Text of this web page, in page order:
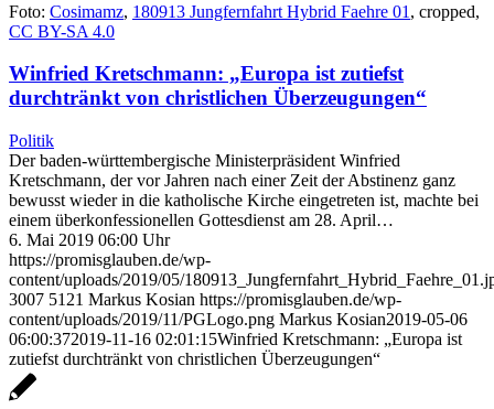
Foto: Cosimamz, 180913 Jungfernfahrt Hybrid Faehre 01 , cropped,
CC BY-SA 4.0
Winfried Kretschmann: „Europa ist zutiefst
durchtränkt von christlichen Überzeugungen“
Politik
Der baden-württembergische Ministerpräsident Winfried
Kretschmann, der vor Jahren nach einer Zeit der Abstinenz ganz
bewusst wieder in die katholische Kirche eingetreten ist, machte bei
einem überkonfessionellen Gottesdienst am 28. April…
6. Mai 2019 06:00 Uhr
https://promisglauben.de/wp-
content/uploads/2019/05/
3007 5121 Markus Kosian https://promisglauben.de/wp-
content/uploads/2019/11/PGLogo.png Markus Kosian2019-05-06
06:00:372019-11-16 02:01:15Winfried Kretschmann: „Europa ist
zutiefst durchtränkt von christlichen Überzeugungen“